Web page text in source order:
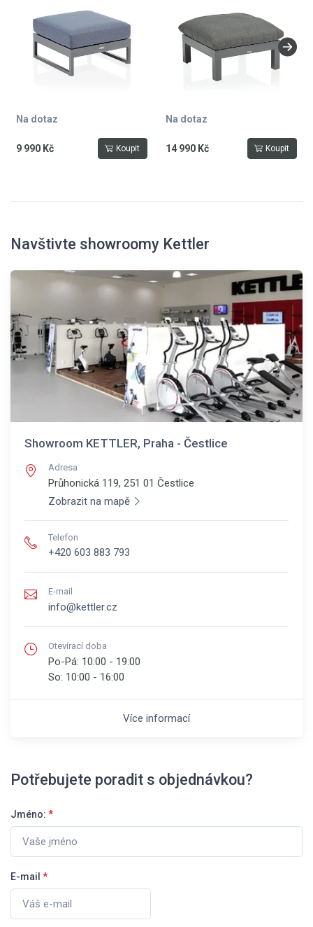
Na dotaz
9 990 Kč Koupit
Na dotaz
14 990 Kč Koupit
Navštivte showroomy Kettler
Showroom KETTLER, Praha - Čestlice
Adresa
Průhonická 119, 251 01 Čestlice
Zobrazit na mapě
Telefon
+420 603 883 793
E-mail
info@kettler.cz
Otevírací doba
Po-Pá: 10:00 - 19:00
So: 10:00 - 16:00
Více informací
Potřebujete poradit s objednávkou?
Jméno: *
E-mail *